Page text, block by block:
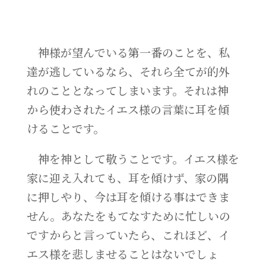
神様が望んでいる第一番のことを、私
達が逃しているなら、それら全てが的外
れのこととなってしまいます。それは神
から使わされたイエス様の言葉に耳を傾
けることです。
神を神として敬うことです。イエス様を
家に迎え入れても、耳を傾けず、家の隅
に押しやり、今は耳を傾ける事はできま
せん。あなたをもてなすために忙しいの
ですからと言っていたら、これほど、イ
エス様を悲しませることはないでしょ